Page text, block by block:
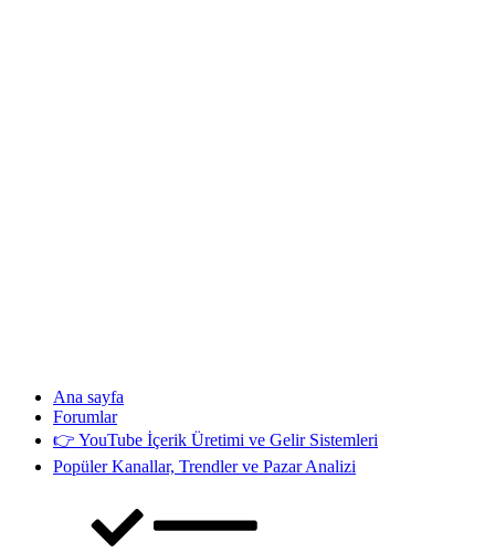
Ana sayfa
Forumlar
👉 YouTube İçerik Üretimi ve Gelir Sistemleri
Popüler Kanallar, Trendler ve Pazar Analizi